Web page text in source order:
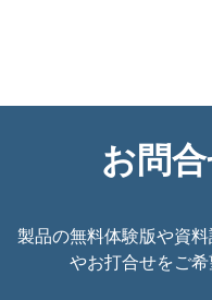
お問
製品の無料体験版や資
やお打合せをご希